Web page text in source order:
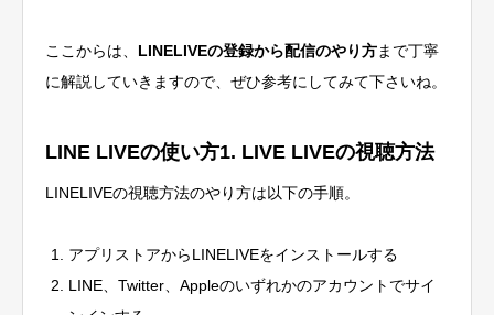
ここからは、 LINELIVEの登録から配信のやり方まで丁寧
に解説していきますので、ぜひ参考にしてみて下さいね。
LINE LIVEの使い方1. LIVE LIVEの視聴方法
LINELIVEの視聴方法のやり方は以下の手順。
アプリストアからLINELIVEをインストールする
LINE、Twitter、Appleのいずれかのアカウントでサイ